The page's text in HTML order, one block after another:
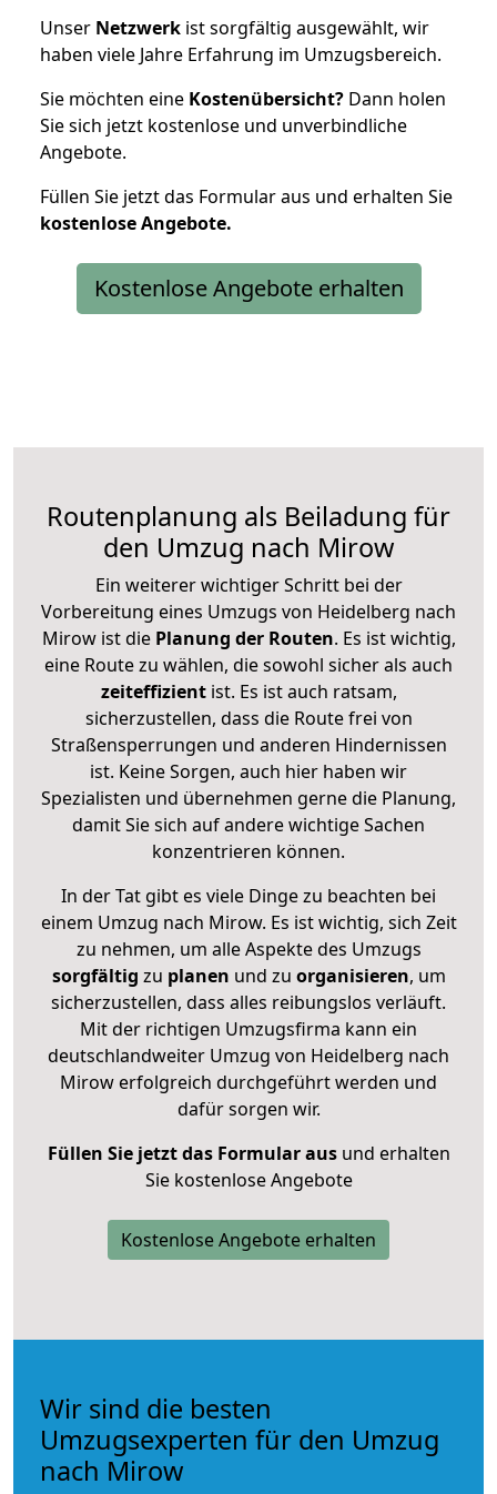
Unser Netzwerk ist sorgfältig ausgewählt, wir
haben viele Jahre Erfahrung im Umzugsbereich.
Sie möchten eine Kostenübersicht? Dann holen
Sie sich jetzt kostenlose und unverbindliche
Angebote.
Füllen Sie jetzt das Formular aus und erhalten Sie
kostenloseAngebote.
Kostenlose Angebote erhalten
Routenplanung als Beiladung für
den Umzug nach Mirow
Ein weiterer wichtiger Schritt bei der
Vorbereitung eines Umzugs von Heidelberg nach
Mirow ist diePlanung der Routen. Es ist wichtig,
eine Route zu wählen, die sowohl sicher als auch
zeiteffizientist. Es ist auch ratsam,
sicherzustellen, dass die Route frei von
Straßensperrungen und anderen Hindernissen
ist. Keine Sorgen, auch hier haben wir
Spezialisten und übernehmen gerne die Planung,
damit Sie sich auf andere wichtige Sachen
konzentrieren können.
In der Tat gibt es viele Dinge zu beachten bei
einem Umzug nach Mirow. Es ist wichtig, sich Zeit
zu nehmen, um alle Aspekte des Umzugs
sorgfältig zu planen und zu organisieren, um
sicherzustellen, dass alles reibungslos verläuft.
Mit der richtigen Umzugsfirma kann ein
deutschlandweiter Umzug von Heidelberg nach
Mirow erfolgreich durchgeführt werden und
dafür sorgen wir.
Füllen Sie jetzt das Formular ausund erhalten
Sie kostenlose Angebote
Kostenlose Angebote erhalten
Wir sind die besten
Umzugsexperten für den Umzug
nach Mirow